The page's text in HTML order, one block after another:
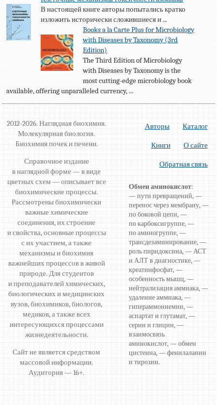
В настоящей книге авторы попытались кратко
изложить исторически сложившиеся и ...
Books a la Carte Plus for Microbiology
with Diseases by Taxonomy (3rd
Edition)
The Third Edition of Microbiology
with Diseases by Taxonomy is the
most cutting-edge microbiology book
available, offering unparalleled currency, ...
2012-2026. Наглядная биохимия.
Молекулярная биология.
Биохимия почек и печени.
Справочное издание
в наглядной форме — в виде
цветных схем — описывает все
биохимические процессы.
Рассмотрены биохимически
важные химические
соединения, их строение
и свойства, основные процессы
с их участием, а также
механизмы и биохимия
важнейших процессов в живой
природе. Для студентов
и преподавателей химических,
биологических и медицинских
вузов, биохимиков, биологов,
медиков, а также всех
интересующихся процессами
жизнедеятельности.
Сайт не является средством
массовой информации.
Аудитория — 16+.
Авторы Каталог
Книги О сайте
Обратная связь
Обмен аминокислот:
— пути превращений, —
перенос через мембрану, —
по боковой цепи, —
по карбоксигруппе, —
по аминогруппе, —
трансдезаминирование, —
роль пиридоксина, — АСТ
и АЛТ в диагностике, —
креатинфосфат, —
особенность мышц, —
нейтрализация аммиака, —
удаление аммиака, —
гипераммониемии, —
аспартат и глутамат, —
серин и глицин, —
взаимосвязь
аминокислот, — обмен
цистеина, — фенилаланин
и тирозин.